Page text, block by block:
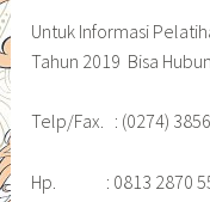
Untuk Informasi
Tahun 2019 Bisa
Telp/Fax. : (0274)
Hp. : 0813 2870